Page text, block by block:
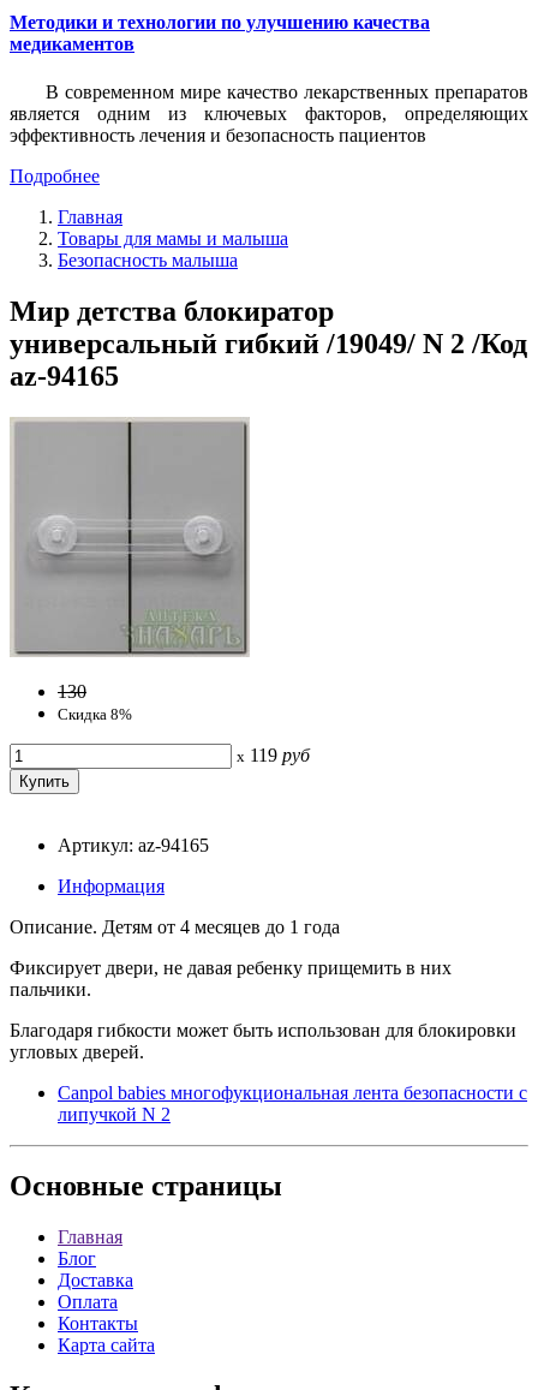
Методики и технологии по улучшению качества
медикаментов
В современном мире качество лекарственных препаратов
является одним из ключевых факторов, определяющих
эффективность лечения и безопасность пациентов
Подробнее
Главная
Товары для мамы и малыша
Безопасность малыша
Мир детства блокиратор
универсальный гибкий /19049/ N 2 /Код
az-94165
130
Скидка 8%
x 119 руб
Артикул: az-94165
Информация
Описание. Детям от 4 месяцев до 1 года
Фиксирует двери, не давая ребенку прищемить в них
пальчики.
Благодаря гибкости может быть использован для блокировки
угловых дверей.
Canpol babies многофукциональная лента безопасности с
липучкой N 2
Основные страницы
Главная
Блог
Доставка
Оплата
Контакты
Карта сайта